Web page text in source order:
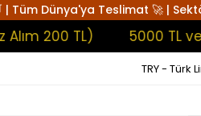
| Tüm Dünya'ya Teslimat 🚀 |
TL) 5000 TL ve
TRY - Türk